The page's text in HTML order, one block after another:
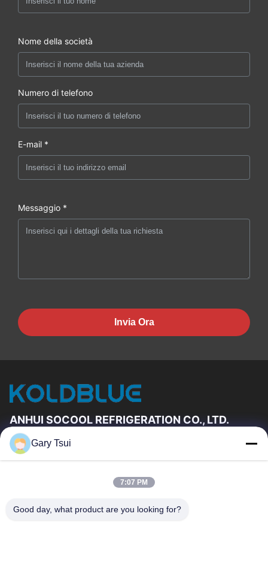
Nome della società
Numero di telefono
E-mail *
Messaggio *
Invia Ora
ANHUI SOCOOL REFRIGERATION CO., LTD.
Link Veloci
Circa Noi
Giro Della Fabbrica
Controllo Di Qualità
Gary Tsui
7:07 PM
Good day, what product are you looking for?